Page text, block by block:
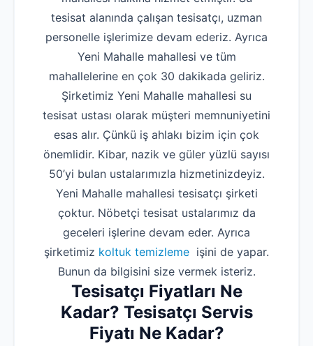
tesisat alanında çalışan tesisatçı, uzman
personelle işlerimize devam ederiz. Ayrıca
Yeni Mahalle mahallesi ve tüm
mahallelerine en çok 30 dakikada geliriz.
Şirketimiz Yeni Mahalle mahallesi su
tesisat ustası olarak müşteri memnuniyetini
esas alır. Çünkü iş ahlakı bizim için çok
önemlidir. Kibar, nazik ve güler yüzlü sayısı
50’yi bulan ustalarımızla hizmetinizdeyiz.
Yeni Mahalle mahallesi tesisatçı şirketi
çoktur. Nöbetçi tesisat ustalarımız da
geceleri işlerine devam eder. Ayrıca
şirketimiz koltuk temizleme işini de yapar.
Bunun da bilgisini size vermek isteriz.
Tesisatçı Fiyatları Ne
Kadar? Tesisatçı Servis
Fiyatı Ne Kadar?